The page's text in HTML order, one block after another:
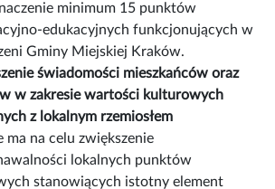
minimum 15 punktów
edukacyjnych funkcjonujących w
Gminy Miejskiej Kraków.
świadomości mieszkańców oraz
w zakresie wartości kulturowych
z lokalnym rzemiosłem
ma na celu zwiększenie
lokalnych punktów
stanowiących istotny element